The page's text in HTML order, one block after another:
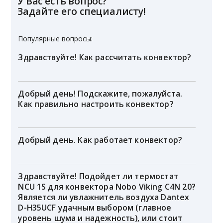
Задайте его специалисту!
Популярные вопросы:
Здравствуйте! Как рассчитать конвектор?
Добрый день! Подскажите, пожалуйста.
Как правильно настроить конвектор?
Добрый день. Как работает конвектор?
Здравствуйте! Подойдет ли термостат
NCU 1S для конвектора Nobo Viking C4N 20?
Является ли увлажнитель воздуха Dantex
D-H35UCF удачным выбором (главное
уровень шума и надежность), или стоит